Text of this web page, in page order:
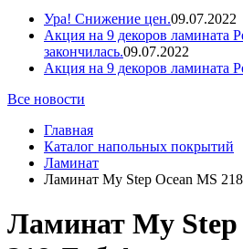
Ура! Снижение цен.09.07.2022
Акция на 9 декоров ламината
закончилась.09.07.2022
Акция на 9 декоров ламината
Все новости
Главная
Каталог напольных покрытий
Ламинат
Ламинат My Step Ocean MS
Ламинат My Step